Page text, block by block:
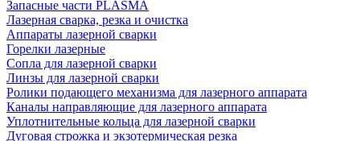
Запасные части PLASMA
Лазерная сварка, резка и очистка
Аппараты лазерной сварки
Горелки лазерные
Сопла для лазерной сварки
Линзы для лазерной сварки
Ролики подающего механизма для лазерного аппарата
Каналы направляющие для лазерного аппарата
Уплотнительные кольца для лазерной сварки
Дуговая строжка и экзотермическая резка